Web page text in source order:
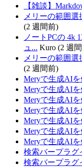
【雑談】
メリーの範囲
(2 週間前)
ノートPCの 4k
ュ... Kuro (2 週
メリーの範囲
(2 週間前)
Meryで生成AI
Meryで生成AI
Meryで生成AI
Meryで生成AI
Meryで生成AI
Meryで生成AI
Meryで生成AI
検索バープラグ
検索バープラグ